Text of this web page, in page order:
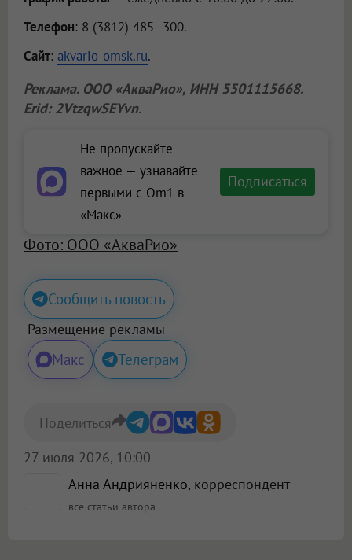
Телефон: 8 (3812) 485–300.
Сайт: akvario-omsk.ru.
Реклама. ООО «АкваРио», ИНН 5501115668.
Erid: 2VtzqwSEYvn.
Не пропускайте
важное — узнавайте
первыми с Om1 в
«Макс»
Подписаться
Фото: ООО «АкваРио»
Сообщить новость
Размещение рекламы
Макс Телеграм
Анна Андрияненко, корреспондент
все статьи автора
27 июля 2026, 10:00
Поделиться